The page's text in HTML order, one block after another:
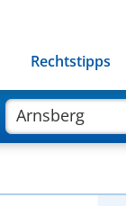
Rechtstipps